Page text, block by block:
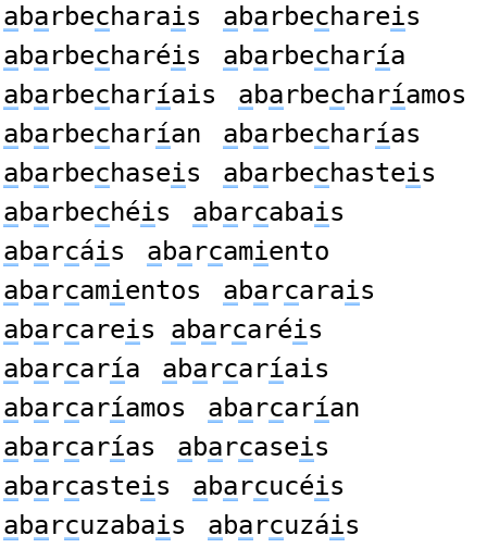
abarbecharais abarbechareis
abarbecharéis abarbecharía
abarbecharíais abarbecharíamos
abarbecharían abarbecharías
abarbechaseis abarbechasteis
abarbechéis abarcabais
abarcáis abarcamiento
abarcamientos abarcarais
abarcareis abarcaréis
abarcaría abarcaríais
abarcaríamos abarcarían
abarcarías abarcaseis
abarcasteis abarcucéis
abarcuzabais abarcuzáis